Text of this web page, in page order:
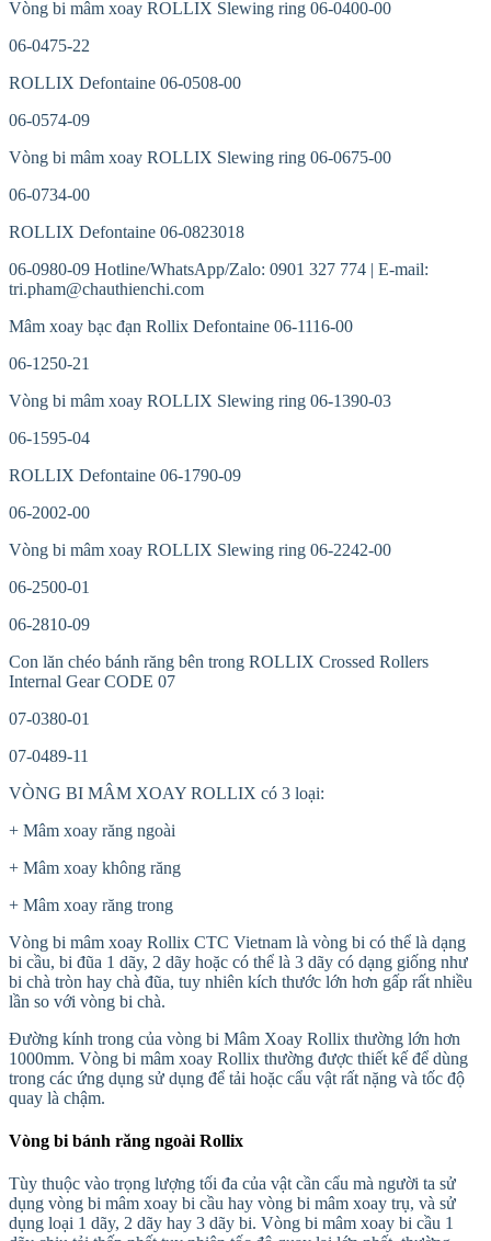
Vòng bi mâm xoay ROLLIX Slewing ring 06-0400-00
06-0475-22
ROLLIX Defontaine 06-0508-00
06-0574-09
Vòng bi mâm xoay ROLLIX Slewing ring 06-0675-00
06-0734-00
ROLLIX Defontaine 06-0823018
06-0980-09 Hotline/WhatsApp/Zalo: 0901 327 774 | E-mail:
tri.pham@chauthienchi.com
Mâm xoay bạc đạn Rollix Defontaine 06-1116-00
06-1250-21
Vòng bi mâm xoay ROLLIX Slewing ring 06-1390-03
06-1595-04
ROLLIX Defontaine 06-1790-09
06-2002-00
Vòng bi mâm xoay ROLLIX Slewing ring 06-2242-00
06-2500-01
06-2810-09
Con lăn chéo bánh răng bên trong ROLLIX Crossed Rollers
Internal Gear CODE 07
07-0380-01
07-0489-11
VÒNG BI MÂM XOAY ROLLIX có 3 loại:
+ Mâm xoay răng ngoài
+ Mâm xoay không răng
+ Mâm xoay răng trong
Vòng bi mâm xoay Rollix CTC Vietnam là vòng bi có thể là dạng
bi cầu, bi đũa 1 dãy, 2 dãy hoặc có thể là 3 dãy có dạng giống như
bi chà tròn hay chà đũa, tuy nhiên kích thước lớn hơn gấp rất nhiều
lần so với vòng bi chà.
Đường kính trong của vòng bi Mâm Xoay Rollix thường lớn hơn
1000mm. Vòng bi mâm xoay Rollix thường được thiết kế để dùng
trong các ứng dụng sử dụng để tải hoặc cẩu vật rất nặng và tốc độ
quay là chậm.
Vòng bi bánh răng ngoài Rollix
Tùy thuộc vào trọng lượng tối đa của vật cần cẩu mà người ta sử
dụng vòng bi mâm xoay bi cầu hay vòng bi mâm xoay trụ, và sử
dụng loại 1 dãy, 2 dãy hay 3 dãy bi. Vòng bi mâm xoay bi cầu 1